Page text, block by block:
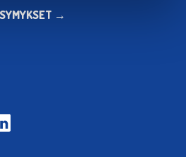
→